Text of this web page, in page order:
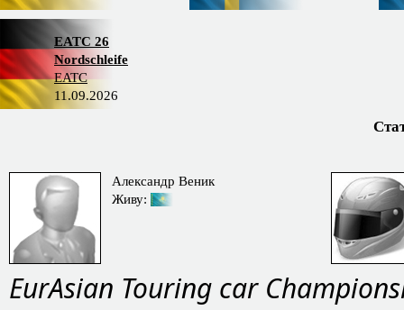
EATC 26
Nordschleife
EATC
11.09.2026
Александр Веник
Живу:
EurAsian Touring car